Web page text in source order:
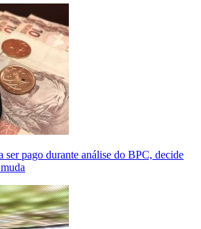
ser pago durante análise do BPC, decide